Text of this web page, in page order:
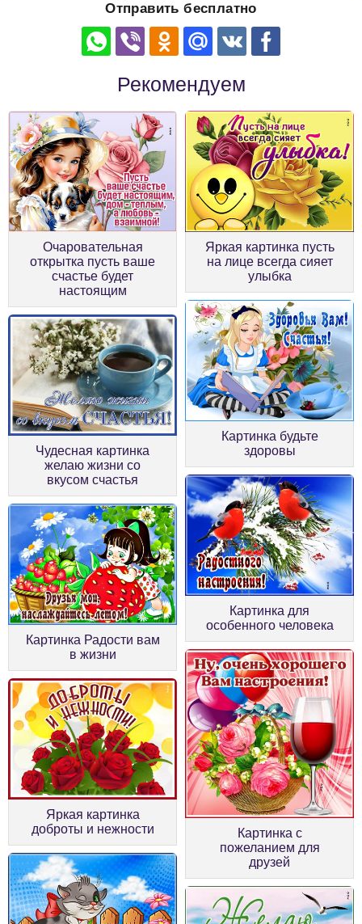
Отправить бесплатно
Рекомендуем
Очаровательная
открытка пусть ваше
счастье будет
настоящим
Яркая картинка пусть
на лице всегда сияет
улыбка
Чудесная картинка
желаю жизни со
вкусом счастья
Картинка будьте
здоровы
Картинка Радости вам
в жизни
Картинка для
особенного человека
Яркая картинка
доброты и нежности
Картинка с
пожеланием для
друзей